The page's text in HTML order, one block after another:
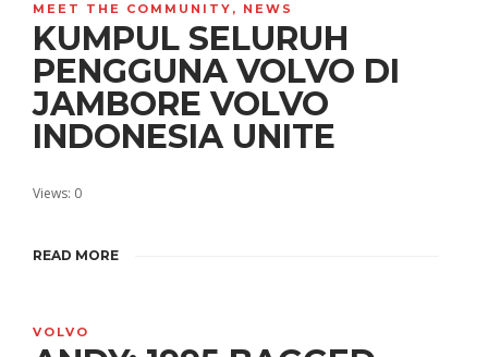
MEET THE COMMUNITY , NEWS
KUMPUL SELURUH
PENGGUNA VOLVO DI
JAMBORE VOLVO
INDONESIA UNITE
Views: 0
READ MORE
VOLVO